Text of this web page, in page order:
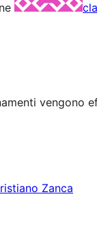
vengono
Zanca